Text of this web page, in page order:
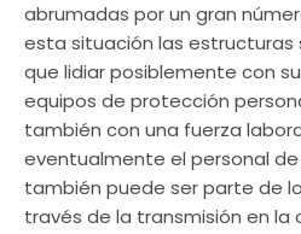
abrumadas por un gran
esta situación las
que lidiar posiblemente con
equipos de protección
también con una fuerza
eventualmente el personal
también puede ser parte de
través de la transmisión en la